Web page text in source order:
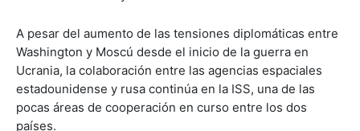
A pesar del aumento de las tensiones diplomáticas entre
Washington y Moscú desde el inicio de la guerra en
Ucrania, la colaboración entre las agencias espaciales
estadounidense y rusa continúa en la ISS, una de las
pocas áreas de cooperación en curso entre los dos
países.